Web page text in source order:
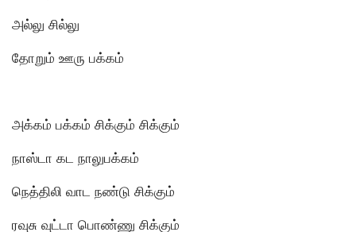
அல்லு சில்லு
தோறும் ஊரு பக்கம்
அக்கம் பக்கம் சிக்கும் சிக்கும்
நாஸ்டா கட நாலுபக்கம்
நெத்திலி வாட நண்டு சிக்கும்
ரவுசு வுட்டா பொண்ணு சிக்கும்